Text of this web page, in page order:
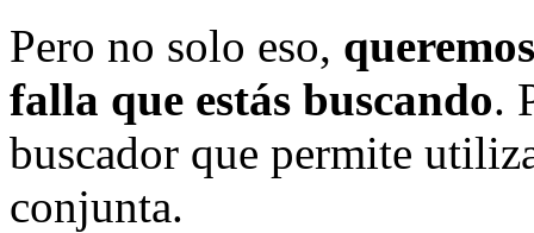
Pero no solo eso,
falla que estás buscando.
buscador que permite
conjunta.